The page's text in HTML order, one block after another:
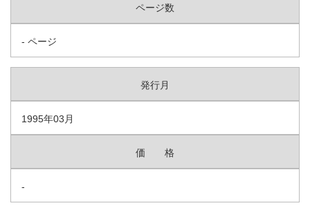
ページ数
- ページ
発行月
1995年03月
価 格
-